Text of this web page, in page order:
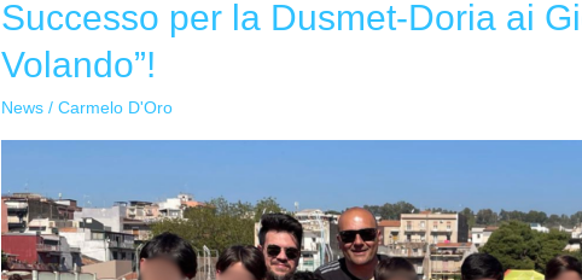
Successo per la Dusmet-Doria ai
Volando”!
News /Carmelo D'Oro
Successo
la
Dusmet-
Giochi
di
Atletica